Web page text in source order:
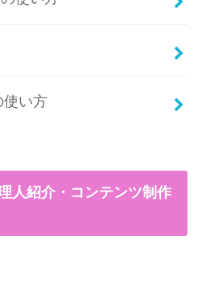
使い方
人紹介・コンテンツ制作